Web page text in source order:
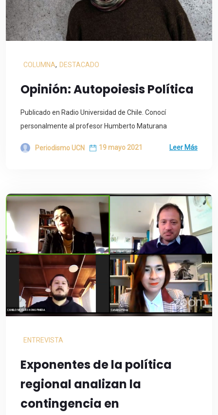
COLUMNA, DESTACADO
Opinión: Autopoiesis Política
Publicado en Radio Universidad de Chile. Conocí
personalmente al profesor Humberto Maturana
Periodismo UCN 19 mayo 2021 Leer Más
ENTREVISTA
Exponentes de la política
regional analizan la
contingencia en